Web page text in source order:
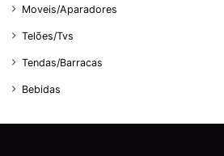
Moveis/Aparadores
Telões/Tvs
Tendas/Barracas
Bebidas